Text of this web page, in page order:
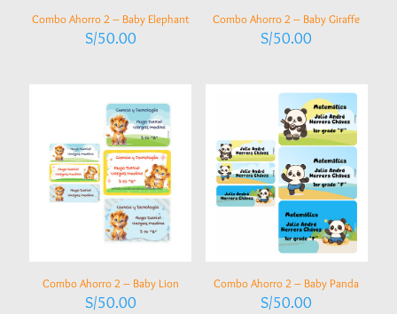
Combo Ahorro 2 – Baby Elephant
S/50.00
Combo Ahorro 2 – Baby Giraffe
S/50.00
Combo Ahorro 2 – Baby Lion
S/50.00
Combo Ahorro 2 – Baby Panda
S/50.00